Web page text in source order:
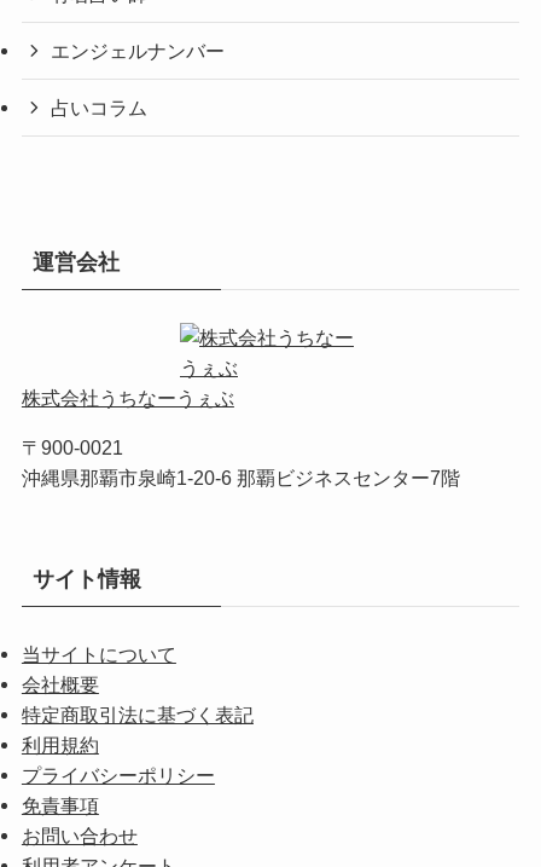
エンジェルナンバー
占いコラム
運営会社
株式会社うちなーうぇぶ
〒900-0021
沖縄県那覇市泉崎1-20-6 那覇ビジネスセンター7階
サイト情報
当サイトについて
会社概要
特定商取引法に基づく表記
利用規約
プライバシーポリシー
免責事項
お問い合わせ